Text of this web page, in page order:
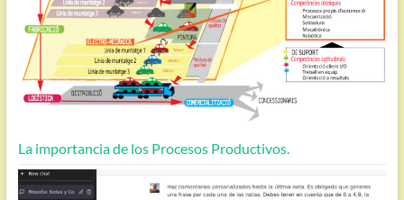
La importancia de los Procesos Productivos.